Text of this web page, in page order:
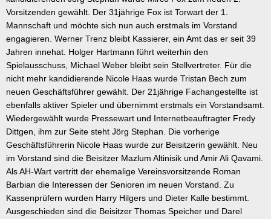
Vorsitzenden gewählt. Der 31jährige Fox ist Torwart der 1.
Mannschaft und möchte sich nun auch erstmals im Vorstand
engagieren. Werner Trenz bleibt Kassierer, ein Amt das er seit 39
Jahren innehat. Holger Hartmann führt weiterhin den
Spielausschuss, Michael Weber bleibt sein Stellvertreter. Für die
nicht mehr kandidierende Nicole Haas wurde Tristan Bech zum
neuen Geschäftsführer gewählt. Der 21jährige Fachangestellte ist
ebenfalls aktiver Spieler und übernimmt erstmals ein Vorstandsamt.
Wiedergewählt wurde Pressewart und Internetbeauftragter Fredy
Dittgen, ihm zur Seite steht Jörg Stephan. Die vorherige
Geschäftsführerin Nicole Haas wurde zur Beisitzerin gewählt. Neu
im Vorstand sind die Beisitzer Mazlum Altinisik und Amir Ali Qavami.
Als AH-Wart vertritt der ehemalige Vereinsvorsitzende Roman
Barbian die Interessen der Senioren im neuen Vorstand. Zu
Kassenprüfern wurden Harry Hilgers und Dieter Kalle bestimmt.
Ausgeschieden sind die Beisitzer Thomas Speicher und Darel